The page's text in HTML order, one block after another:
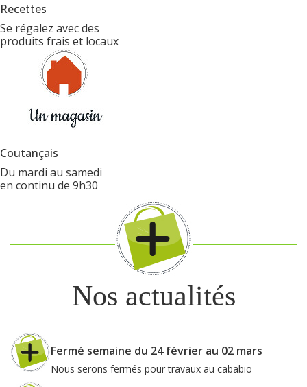
Recettes
Se régalez avec des
produits frais et locaux
Coutançais
Du mardi au samedi
en continu de 9h30
Nos actualités
Fermé semaine du 24 février au 02 mars
Nous serons fermés pour travaux au cababio